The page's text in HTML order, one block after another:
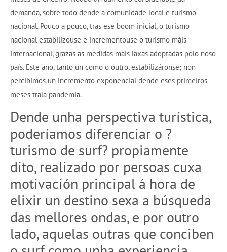
demanda, sobre todo dende a comunidade local e turismo
nacional. Pouco a pouco, tras ese boom inicial, o turismo
nacional estabilizouse e incrementouse o turismo máis
internacional, grazas as medidas máis laxas adoptadas polo noso
país. Este ano, tanto un como o outro, estabilizáronse; non
percibimos un incremento exponencial dende eses primeiros
meses trala pandemia.
Dende unha perspectiva turística,
poderíamos diferenciar o ?
turismo de surf? propiamente
dito, realizado por persoas cuxa
motivación principal á hora de
elixir un destino sexa a búsqueda
das mellores ondas, e por outro
lado, aquelas outras que conciben